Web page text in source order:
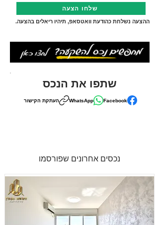
שלחו הצעה
ההצעה נשלחת כהודעת וואטסאפ, תיהיו ריאלים בהצעה.
שתפו את הנכס
Facebook
WhatsApp העתקת הקישור
נכסים אחרונים שפורסמו